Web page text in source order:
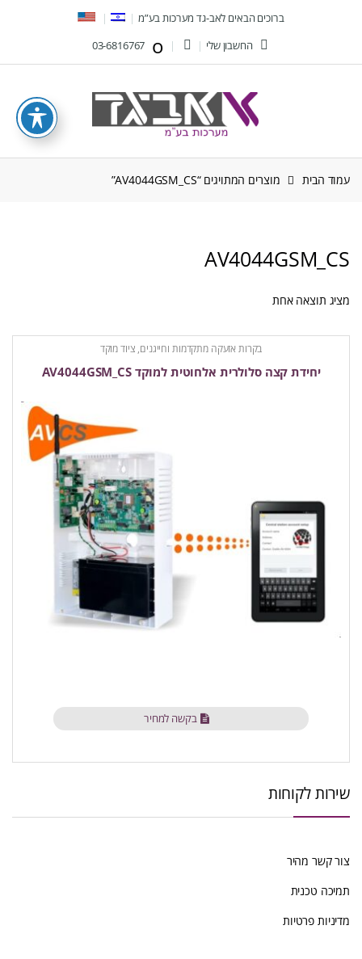
ברוכים הבאים לאב-גד מערכות בע”מ
החשבון שלי
עמוד הבית מוצרים המתויגים “AV4044GSM_CS”
AV4044GSM_CS
מציג תוצאה אחת
בקרות אזעקה מתקדמות וחייגנים, ציוד מוקד
יחידת קצה סלולרית אלחוטית למוקד AV4044GSM_CS
בקשה למחיר
שירות לקוחות
צור קשר מהיר
תמיכה טכנית
מדיניות פרטיות